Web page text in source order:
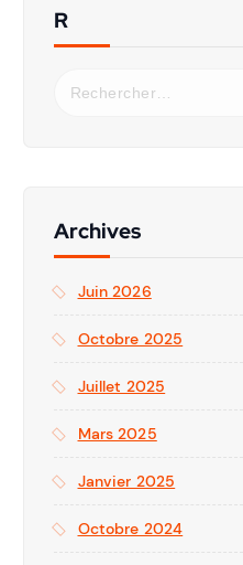
R
Archives
Juin 2026
Octobre 2025
Juillet 2025
Mars 2025
Janvier 2025
Octobre 2024